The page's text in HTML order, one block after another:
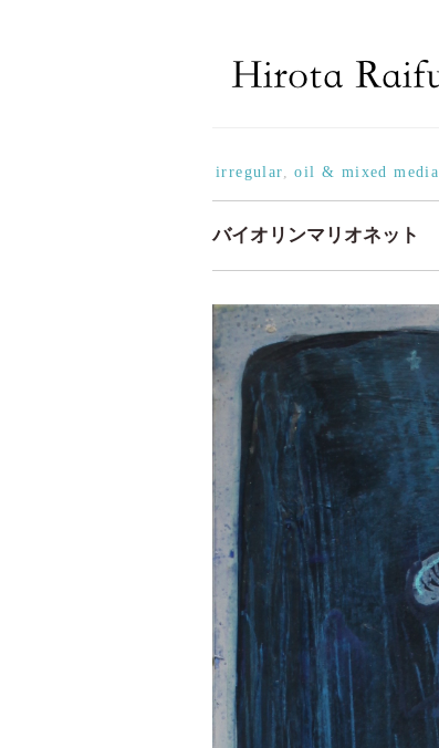
irregular,oil & mixed media
バイオリンマリオネット